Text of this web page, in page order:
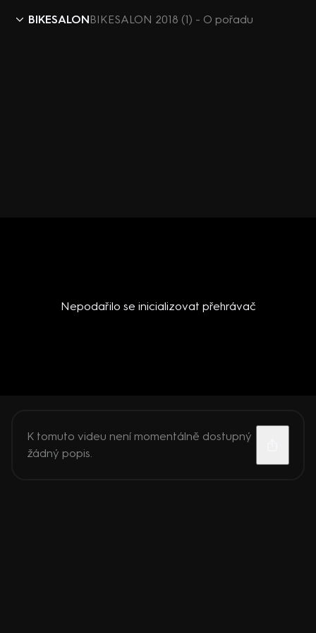
BIKESALONBIKESALON 2018 (1) - O pořadu
Nepodařilo se inicializovat přehrávač
K tomuto videu není momentálně dostupný
žádný popis.